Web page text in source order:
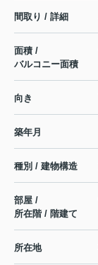
間取り / 詳細
面積 /
バルコニー面積
向き
築年月
種別 / 建物構造
部屋 /
所在階 / 階建て
所在地